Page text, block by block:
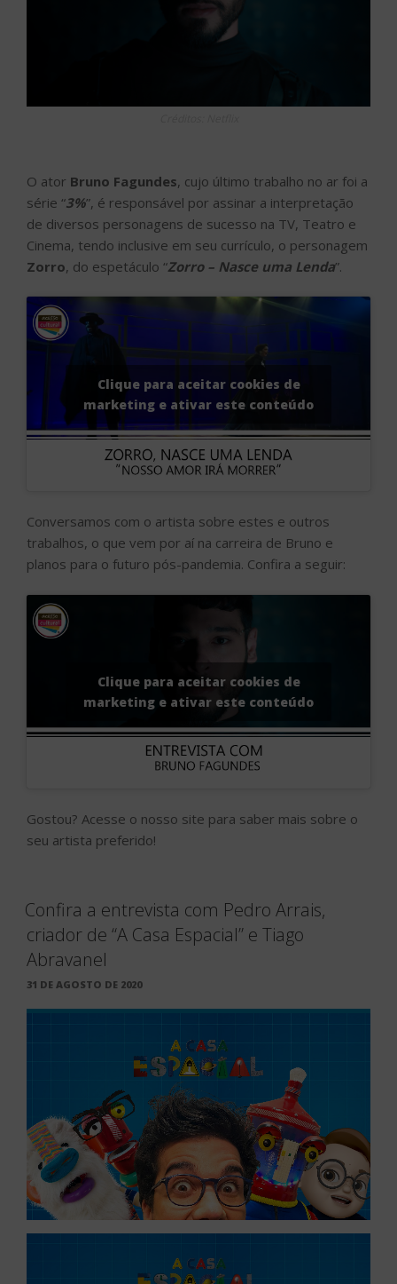
O ator Bruno Fagundes, cujo último trabalho no ar foi a
série “3%”, é responsável por assinar a interpretação
de diversos personagens de sucesso na TV, Teatro e
Cinema, tendo inclusive em seu currículo, o personagem
Zorro, do espetáculo “Zorro – Nasce uma Lenda”.
Clique para aceitar cookies de
marketing e ativar este conteúdo
Conversamos com o artista sobre estes e outros
trabalhos, o que vem por aí na carreira de Bruno e
planos para o futuro pós-pandemia. Confira a seguir:
Clique para aceitar cookies de
marketing e ativar este conteúdo
Gostou? Acesse o nosso site para saber mais sobre o
seu artista preferido!
Confira a entrevista com Pedro Arrais,
criador de “A Casa Espacial” e Tiago
Abravanel
PUBLICADO
31 DE AGOSTO DE 2020